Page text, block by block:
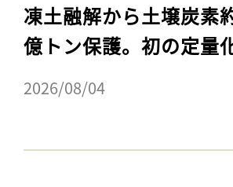
凍土融解から土壌炭素
億トン保護。初の定量
2026/08/04
記事をお